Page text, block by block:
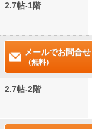
2.7帖-1階
メールでお問合せ
（無料）
2.7帖-2階